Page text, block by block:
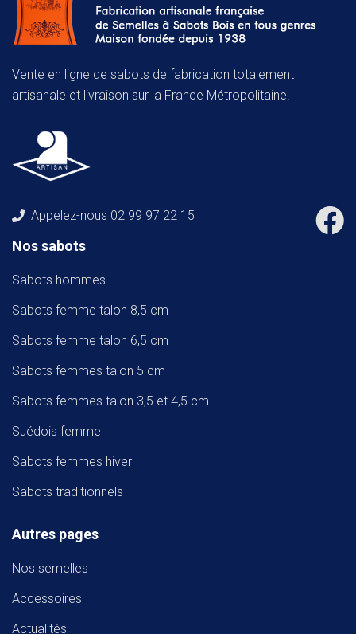
Vente en ligne de sabots de fabrication totalement
artisanale et livraison sur la France Métropolitaine.
Appelez-nous 02 99 97 22 15
Nos sabots
Sabots hommes
Sabots femme talon 8,5 cm
Sabots femme talon 6,5 cm
Sabots femmes talon 5 cm
Sabots femmes talon 3,5 et 4,5 cm
Suédois femme
Sabots femmes hiver
Sabots traditionnels
Autres pages
Nos semelles
Accessoires
Actualités